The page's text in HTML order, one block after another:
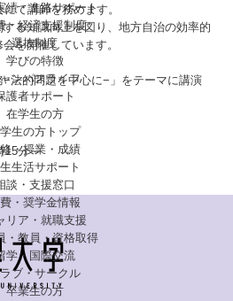
績・進路サポート
・経済支援制度
選抜制度
学びの特徴
ンパスライフ
護者サポート
在学生の方
生の方トップ
・授業・成績
生活サポート
談・支援窓口
・奨学金情報
リア・就職支援
・教員・資格取得
学・国際交流
ブ・サークル
卒業生の方
て講師を務めます。
る知識向上を図り、地方自治の効率的
を開催しています。
法的問題を中心に−」をテーマに講演
15分～